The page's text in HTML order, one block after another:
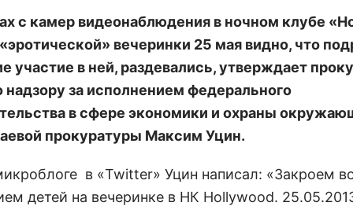
с камер видеонаблюдения в ночном клубе
вечеринки 25 мая видно, что
участие в ней, раздевались, утверждает
надзору за исполнением федерального
в сфере экономики и охраны
прокуратуры Максим Уцин.
в «Twitter» Уцин написал: «Закроем
детей на вечеринке в НК Hollywood.